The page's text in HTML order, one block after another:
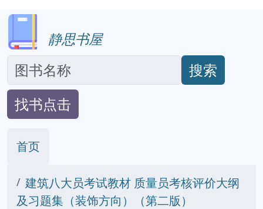
静思书屋
搜索
找书点击
首页
建筑八大员考试教材 质量员考核评价大纲
及习题集（装饰方向）（第二版）